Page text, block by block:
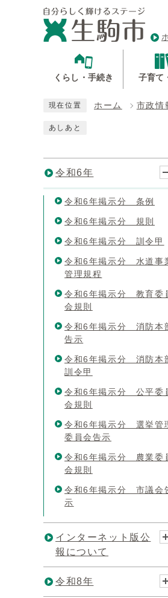
くらし・手続き 子育て
現在位置 ホーム 市政情
あしあと
令和6年
令和6年掲示分 条例
令和6年掲示分 規則
令和6年掲示分 訓令甲
令和6年掲示分 水道事
管理規程
令和6年掲示分 教育委
会規則
令和6年掲示分 消防本
告示
令和6年掲示分 消防本
訓令甲
令和6年掲示分 公平委
会規則
令和6年掲示分 選挙管
委員会告示
令和6年掲示分 農業委
会規則
令和6年掲示分 市議会
示
インターネット版公
報について
令和8年